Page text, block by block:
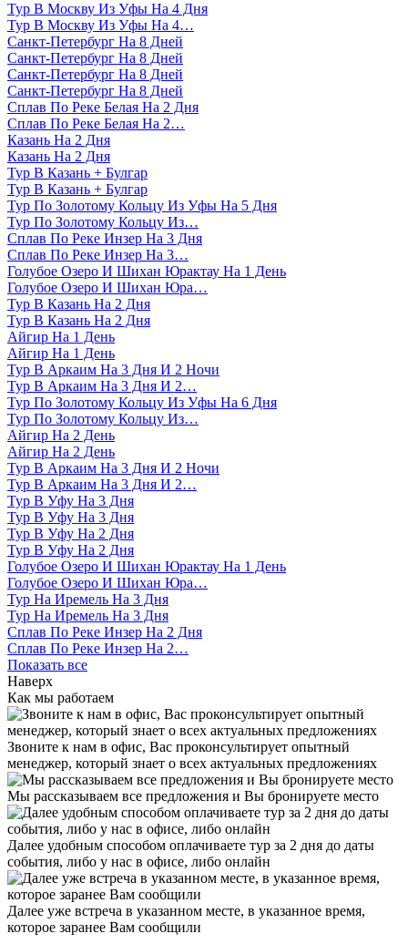
Тур В Москву Из Уфы На 4 Дня
Тур В Москву Из Уфы На 4…
Санкт-Петербург На 8 Дней
Санкт-Петербург На 8 Дней
Санкт-Петербург На 8 Дней
Санкт-Петербург На 8 Дней
Сплав По Реке Белая На 2 Дня
Сплав По Реке Белая На 2…
Казань На 2 Дня
Казань На 2 Дня
Тур В Казань + Булгар
Тур В Казань + Булгар
Тур По Золотому Кольцу Из Уфы На 5 Дня
Тур По Золотому Кольцу Из…
Сплав По Реке Инзер На 3 Дня
Сплав По Реке Инзер На 3…
Голубое Озеро И Шихан Юрактау На 1 День
Голубое Озеро И Шихан Юра…
Тур В Казань На 2 Дня
Тур В Казань На 2 Дня
Айгир На 1 День
Айгир На 1 День
Тур В Аркаим На 3 Дня И 2 Ночи
Тур В Аркаим На 3 Дня И 2…
Тур По Золотому Кольцу Из Уфы На 6 Дня
Тур По Золотому Кольцу Из…
Айгир На 2 День
Айгир На 2 День
Тур В Аркаим На 3 Дня И 2 Ночи
Тур В Аркаим На 3 Дня И 2…
Тур В Уфу На 3 Дня
Тур В Уфу На 3 Дня
Тур В Уфу На 2 Дня
Тур В Уфу На 2 Дня
Голубое Озеро И Шихан Юрактау На 1 День
Голубое Озеро И Шихан Юра…
Тур На Иремель На 3 Дня
Тур На Иремель На 3 Дня
Сплав По Реке Инзер На 2 Дня
Сплав По Реке Инзер На 2…
Показать все
Наверх
Как мы работаем
Звоните к нам в офис, Вас проконсультирует опытный
менеджер, который знает о всех актуальных предложениях
Мы рассказываем все предложения и Вы бронируете место
Далее удобным способом оплачиваете тур за 2 дня до даты
события, либо у нас в офисе, либо онлайн
Далее уже встреча в указанном месте, в указанное время,
которое заранее Вам сообщили